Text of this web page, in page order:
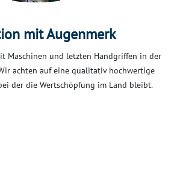
mit Augenmerk
Maschinen und letzten Handgriffen in der
achten auf eine qualitativ hochwertige
der die Wertschöpfung im Land bleibt.